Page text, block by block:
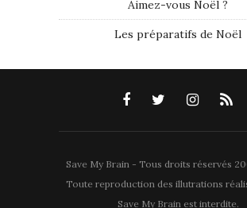
Aimez-vous Noël ?
Les préparatifs de Noël
Save My Brain - Tous droits réservés
Toute reproduction des illutrations
Save My Brain est interdite.